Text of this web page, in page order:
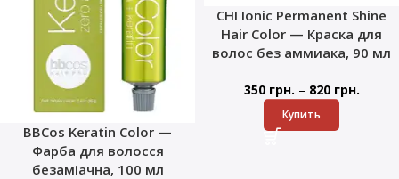
BBCos Keratin Color —
Фарба для волосся
безаміачна, 100 мл
CHI Ionic Permanent Shine
Hair Color — Краска для
волос без аммиака, 90 мл
350 грн. – 820 грн.
Купить